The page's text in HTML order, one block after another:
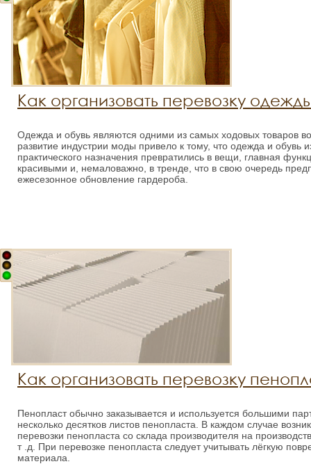
Как организовать перевозку
Одежда и обувь являются одними из самых ходовых товаров
развитие индустрии моды привело к тому, что одежда и обувь
практического назначения превратились в вещи, главная
красивыми и, немаловажно, в тренде, что в свою очередь
ежесезонное обновление гардероба.
Как организовать перевозку
Пенопласт обычно заказывается и используется большими
несколько десятков листов пенопласта. В каждом случае
перевозки пенопласта со склада производителя на
т .д. При перевозке пенопласта следует учитывать лёгкую
материала.